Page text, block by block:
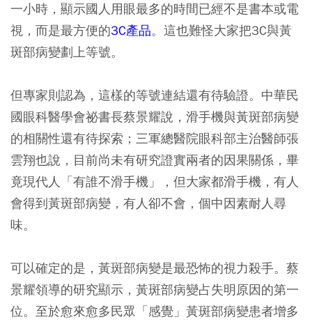
一小時，顯示國人用眼最多的時間已經不是書本或電
視，而是最方便的3C產品。這也難怪大家把3C與黃
斑部病變劃上等號。
但專家則認為，這樣的等號連結還有待驗證。中華民
國眼科醫學會祕書長蔡景耀說，滑手機與黃斑部病變
的相關性還有待探索；三軍總醫院眼科部主治醫師張
雲翔也說，目前尚未有研究證實兩者的因果關係，畢
竟現代人「有誰不滑手機」，但大家都滑手機，有人
會得到黃斑部病變，有人卻不會，個中因素耐人尋
味。
可以確定的是，黃斑部病變是最恐怖的視力殺手。蔡
景耀領導的研究顯示，黃斑部病變占失明原因的第一
位。至於愈來愈多民眾「感覺」黃斑部病變患者增多